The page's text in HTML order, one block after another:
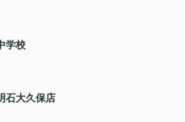
学校
石大久保店